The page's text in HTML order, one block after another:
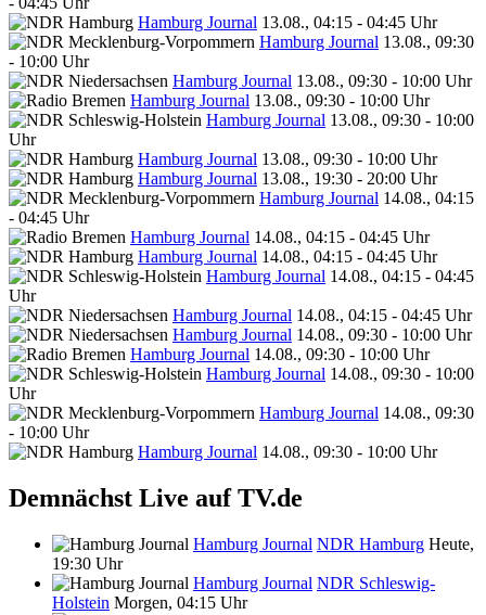
Hamburg Journal 13.08., 04:15 - 04:45 Uhr
Hamburg Journal 13.08., 09:30
- 10:00 Uhr
Hamburg Journal 13.08., 09:30 - 10:00 Uhr
Hamburg Journal 13.08., 09:30 - 10:00 Uhr
Hamburg Journal 13.08., 09:30 - 10:00
Uhr
Hamburg Journal 13.08., 09:30 - 10:00 Uhr
Hamburg Journal 13.08., 19:30 - 20:00 Uhr
Hamburg Journal 14.08., 04:15
- 04:45 Uhr
Hamburg Journal 14.08., 04:15 - 04:45 Uhr
Hamburg Journal 14.08., 04:15 - 04:45 Uhr
Hamburg Journal 14.08., 04:15 - 04:45
Uhr
Hamburg Journal 14.08., 04:15 - 04:45 Uhr
Hamburg Journal 14.08., 09:30 - 10:00 Uhr
Hamburg Journal 14.08., 09:30 - 10:00 Uhr
Hamburg Journal 14.08., 09:30 - 10:00
Uhr
Hamburg Journal 14.08., 09:30
- 10:00 Uhr
Hamburg Journal 14.08., 09:30 - 10:00 Uhr
Demnächst Live auf TV.de
Hamburg Journal NDR Hamburg Heute,
19:30 Uhr
Hamburg Journal NDR Schleswig-
Holstein Morgen, 04:15 Uhr